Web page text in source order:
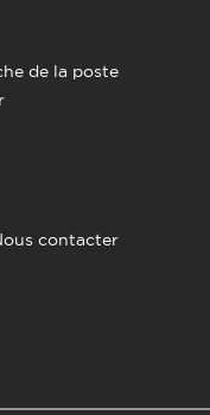
de la poste
contacter